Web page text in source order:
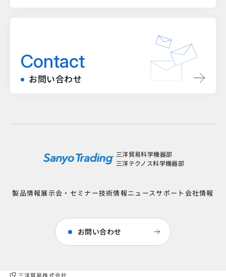
Contact
お問い合わせ
三洋貿易科学機器部
三洋テクノス科学機器部
製品情報展示会・セミナー技術情報ニュースサポート 会社情報
お問い合わせ
三洋貿易株式会社